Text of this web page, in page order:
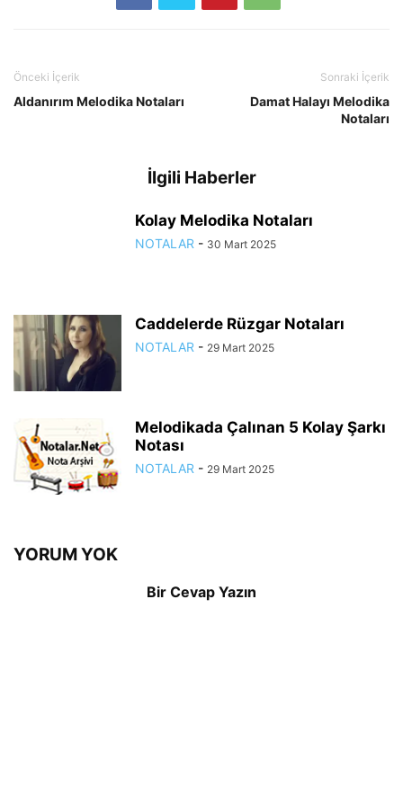
Önceki İçerik
Aldanırım Melodika Notaları
Sonraki İçerik
Damat Halayı Melodika
Notaları
İlgili Haberler
Kolay Melodika Notaları
NOTALAR - 30 Mart 2025
Caddelerde Rüzgar Notaları
NOTALAR - 29 Mart 2025
Melodikada Çalınan 5 Kolay Şarkı
Notası
NOTALAR - 29 Mart 2025
YORUM YOK
Bir Cevap Yazın